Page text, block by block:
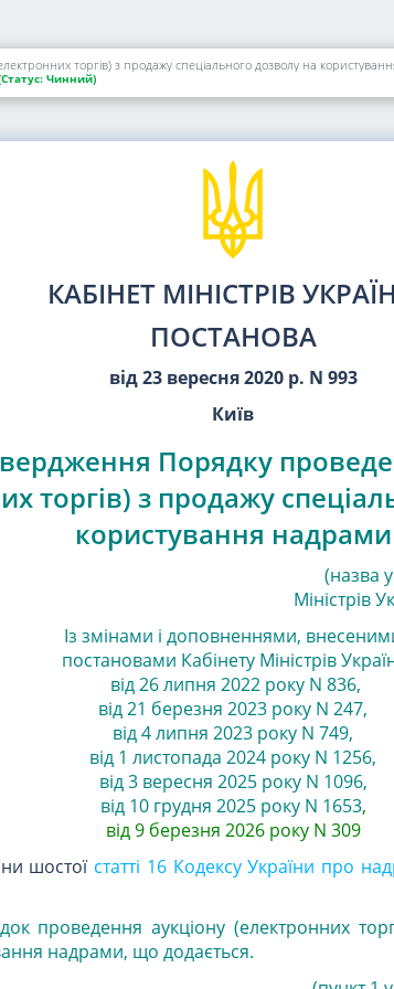
торгів) з продажу спеціального дозволу на
Чинний)
КАБІНЕТ МІНІСТРІВ
ПОСТАНОВА
від 23 вересня 2020 р. N 993
Київ
Порядку
торгів) з продажу
користування надрами
(назва
Міністрів
Із змінами і доповненнями,
постановами Кабінету Міністрів
від 26 липня 2022 року N 836,
від 21 березня 2023 року N 247,
від 4 липня 2023 року N 749,
від 1 листопада 2024 року N 1256,
від 3 вересня 2025 року N 1096,
від 10 грудня 2025 року N 1653,
від 9 березня 2026 року N 309
шостої статті 16 Кодексу України про
проведення аукціону (електронних
надрами, що додається.